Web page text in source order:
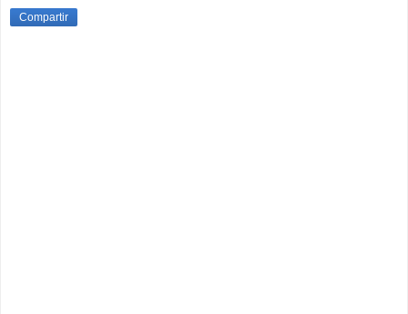
Compartir